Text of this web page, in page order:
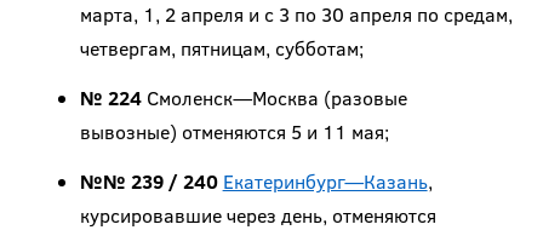
марта, 1, 2 апреля и с 3 по 30 апреля по средам,
четвергам, пятницам, субботам;
№ 224Смоленск—Москва (разовые
вывозные) отменяются 5 и 11 мая;
№№ 239 / 240 Екатеринбург—Казань,
курсировавшие через день, отменяются